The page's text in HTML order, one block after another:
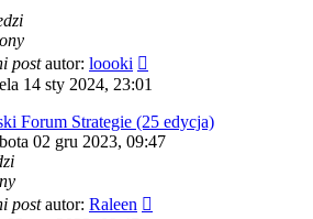
postautor: loooki
14 sty 2024, 23:01
Forum Strategie (25 edycja)
02 gru 2023, 09:47
postautor: Raleen